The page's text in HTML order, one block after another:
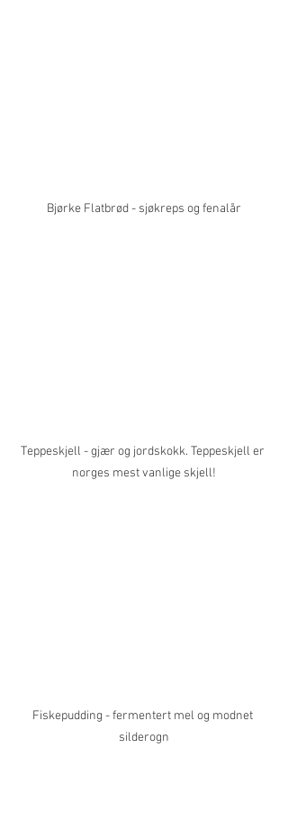
Bjørke Flatbrød - sjøkreps og fenalår
Teppeskjell - gjær og jordskokk. Teppeskjell er
norges mest vanlige skjell!
Fiskepudding - fermentert mel og modnet
silderogn